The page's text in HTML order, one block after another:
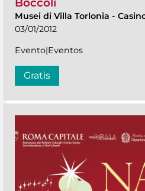
Musei di Villa Torlonia -
03/01/2012
Evento|Eventos
Gratis